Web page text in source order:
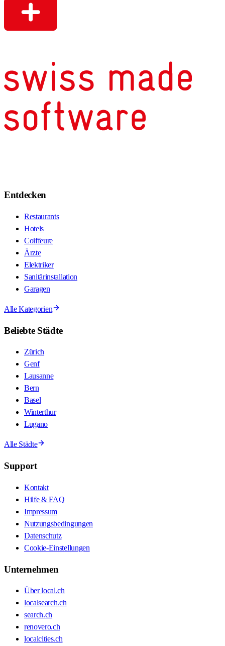
Entdecken
Restaurants
Hotels
Coiffeure
Ärzte
Elektriker
Sanitärinstallation
Garagen
Alle Kategorien
Beliebte Städte
Zürich
Genf
Lausanne
Bern
Basel
Winterthur
Lugano
Alle Städte
Support
Kontakt
Hilfe & FAQ
Impressum
Nutzungsbedingungen
Datenschutz
Cookie-Einstellungen
Unternehmen
Über local.ch
localsearch.ch
search.ch
renovero.ch
localcities.ch